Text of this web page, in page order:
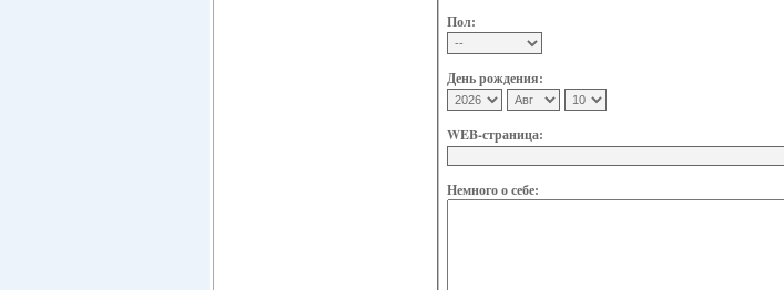
Пол:
День рождения:
WEB-страница:
Немного о себе: